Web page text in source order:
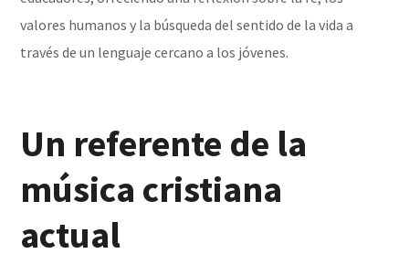
valores humanos y la búsqueda del sentido de la vida a
través de un lenguaje cercano a los jóvenes.
Un referente de la
música cristiana
actual